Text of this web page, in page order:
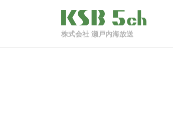
株式会社 瀬戸内海放送